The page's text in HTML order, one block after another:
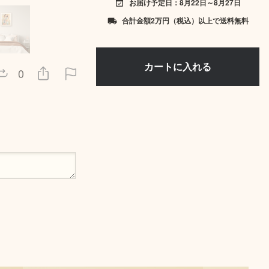
0
event_available
local_shipping 合計金額2万円（税込）以上で送料無料